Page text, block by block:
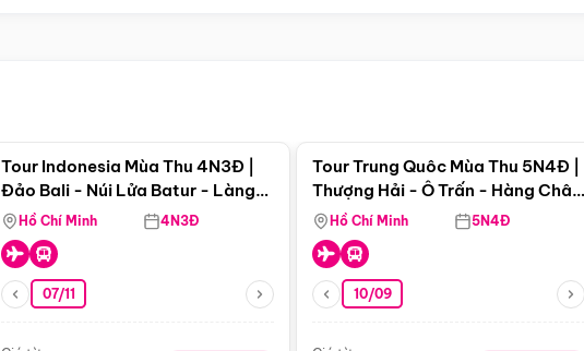
Tour Indonesia Mùa Thu 4N3Đ |
Đảo Bali - Núi Lửa Batur - Làng
Penglipuran
Hồ Chí Minh 4N3Đ
07/11
Tour Trung Quôc Mùa Thu 5N4Đ |
Thượng Hải - Ô Trấn - Hàng Châu
(Tour Không Shopping)
Hồ Chí Minh 5N4Đ
10/09